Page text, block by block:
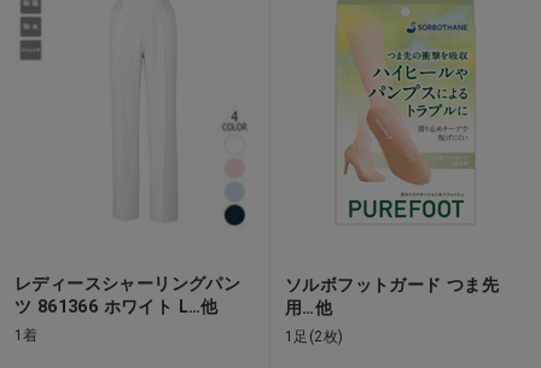
レディースシャーリングパン
ツ 861366 ホワイト L…他
1着
ソルボフットガード つま先
用…他
1足(2枚)